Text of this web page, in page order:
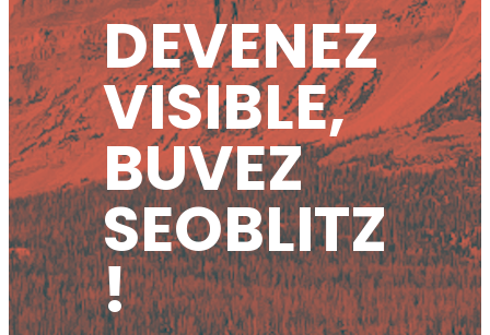
DEVENEZ
VISIBLE,
BUVEZ
SEOBLITZ
!